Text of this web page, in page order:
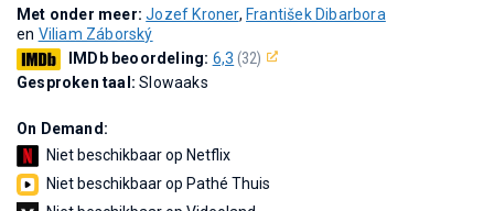
Met onder meer:Jozef Kroner, František Dibarbora
en Viliam Záborský
IMDb beoordeling: 6,3 (32)
Gesproken taal:Slowaaks
On Demand:
Niet beschikbaar op Netflix
Niet beschikbaar op Pathé Thuis